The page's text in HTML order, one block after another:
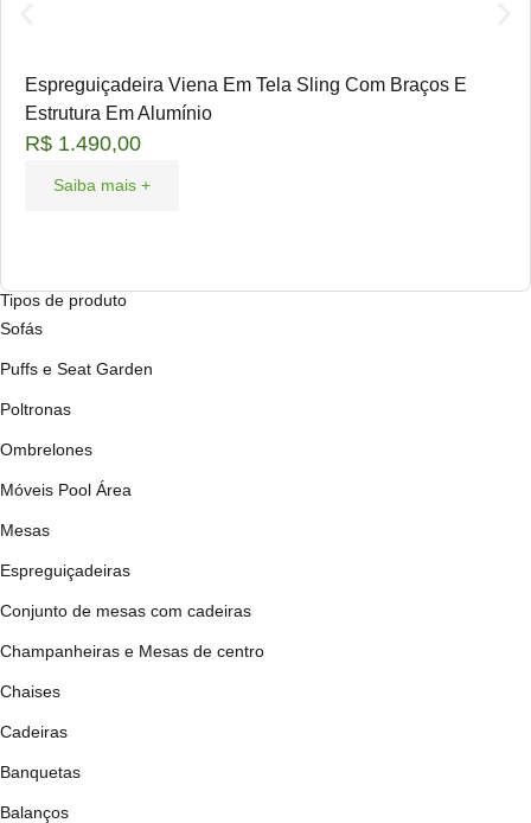
Espreguiçadeira Viena Em Tela Sling Com Braços E
Estrutura Em Alumínio
R$ 1.490,00
Saiba mais +
Tipos de produto
Sofás
Puffs e Seat Garden
Poltronas
Ombrelones
Móveis Pool Área
Mesas
Espreguiçadeiras
Conjunto de mesas com cadeiras
Champanheiras e Mesas de centro
Chaises
Cadeiras
Banquetas
Balanços